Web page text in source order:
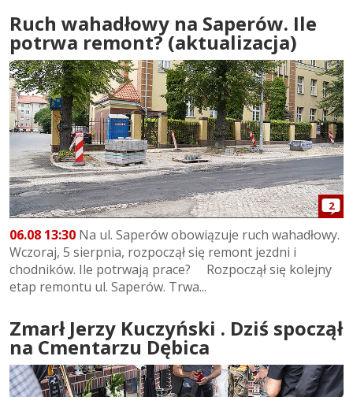
Ruch wahadłowy na Saperów. Ile
potrwa remont? (aktualizacja)
2
06.08 13:30 Na ul. Saperów obowiązuje ruch wahadłowy.
Wczoraj, 5 sierpnia, rozpoczął się remont jezdni i
chodników. Ile potrwają prace? Rozpoczął się kolejny
etap remontu ul. Saperów. Trwa...
Zmarł Jerzy Kuczyński . Dziś spoczął
na Cmentarzu Dębica